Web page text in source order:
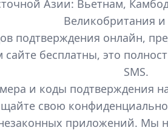
Азии: Вьетнам,
Великобритания и
подтверждения онлайн,
сайте бесплатны, это
SMS.
и коды подтверждения
свою
приложений. Мы